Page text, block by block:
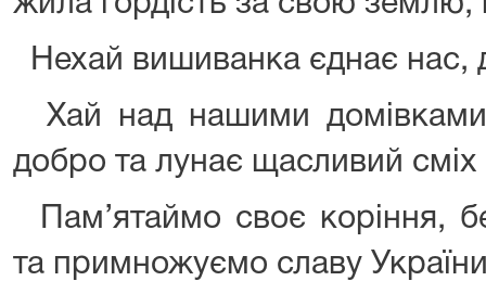
Нехай вишиванка єднає нас,
Хай над нашими
добро та лунає щасливий сміх
Пам’ятаймо своє коріння,
та примножуємо славу